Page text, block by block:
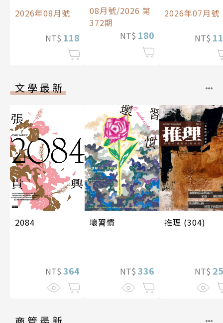
2026年08月號
NT$ 118
08月號/2026 第
372期
NT$ 180
2026年07月號
NT$
文學最新
2084
NT$ 364
壞習慣
NT$ 336
推理 (304)
NT$